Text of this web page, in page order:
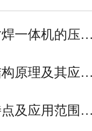
焊一体机的压
构原理及其应
点及应用范围